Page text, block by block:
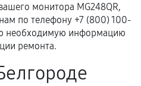
действует
монитора MG248QR,
по телефону +7 (800) 100-
необходимую информацию
ремонта.